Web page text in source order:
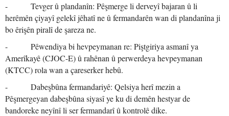
- Tevger û plandanîn: Pêşmerge li derveyî bajaran û li
herêmên çiyayî gelekî jêhatî ne û fermandarên wan di plandanîna ji
bo êrişên piralî de şareza ne.
- Pêwendiya bi hevpeymanan re: Piştgiriya asmanî ya
Amerîkayê (CJOC-E) û rahênan û perwerdeya hevpeymanan
(KTCC) rola wan a çareserker hebû.
- Dabeşbûna fermandariyê: Qelsiya herî mezin a
Pêşmergeyan dabeşbûna siyasî ye ku di demên hestyar de
bandoreke neyînî li ser fermandarî û kontrolê dike.